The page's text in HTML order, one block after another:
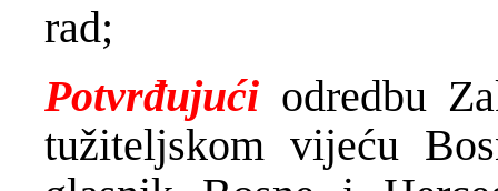
rad;
Potvrđujući odredbu
tužiteljskom vijeću